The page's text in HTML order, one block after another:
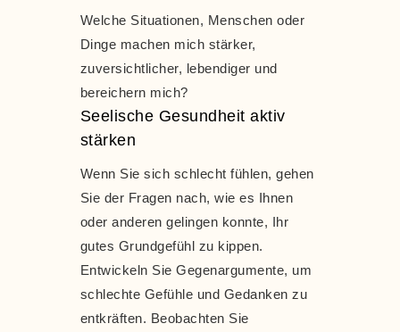
Welche Situationen, Menschen oder
Dinge machen mich stärker,
zuversichtlicher, lebendiger und
bereichern mich?
Seelische Gesundheit aktiv
stärken
Wenn Sie sich schlecht fühlen, gehen
Sie der Fragen nach, wie es Ihnen
oder anderen gelingen konnte, Ihr
gutes Grundgefühl zu kippen.
Entwickeln Sie Gegenargumente, um
schlechte Gefühle und Gedanken zu
entkräften. Beobachten Sie